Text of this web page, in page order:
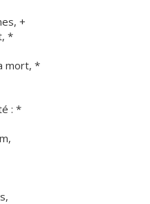
+
*
mort, *
: *